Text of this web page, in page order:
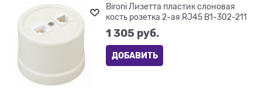
Bironi Лизетта пластик слоновая
кость розетка 2-ая RJ45 B1-302-211
1 305 руб.
ДОБАВИТЬ